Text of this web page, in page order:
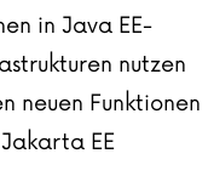
in Java EE-
nutzen
neuen Funktionen
EE